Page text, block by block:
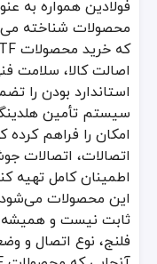
فولادین همواره به
محصولات شناخته
اصالت کالا، سلامت
استاندارد بودن را
سیستم تأمین
امکان را فراهم کرده
اطمینان کامل
این محصولات
ثابت نیست و همیشه
فلنج، نوع اتصال و